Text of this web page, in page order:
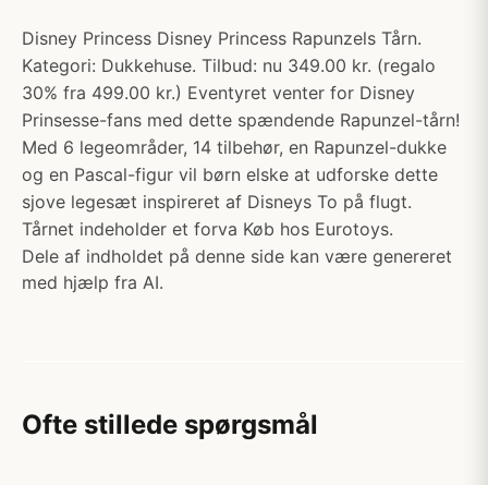
Disney Princess Disney Princess Rapunzels Tårn.
Kategori: Dukkehuse. Tilbud: nu 349.00 kr. (regalo
30% fra 499.00 kr.) Eventyret venter for Disney
Prinsesse-fans med dette spændende Rapunzel-tårn!
Med 6 legeområder, 14 tilbehør, en Rapunzel-dukke
og en Pascal-figur vil børn elske at udforske dette
sjove legesæt inspireret af Disneys To på flugt.
Tårnet indeholder et forva Køb hos Eurotoys.
Dele af indholdet på denne side kan være genereret
med hjælp fra AI.
Ofte stillede spørgsmål